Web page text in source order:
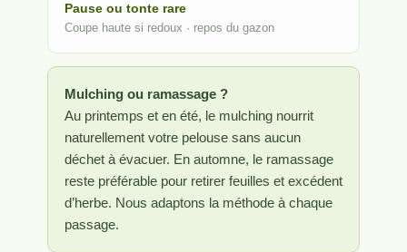
Pause ou tonte rare
Coupe haute si redoux · repos du gazon
Mulching ou ramassage ?
Au printemps et en été, le mulching nourrit
naturellement votre pelouse sans aucun
déchet à évacuer. En automne, le ramassage
reste préférable pour retirer feuilles et excédent
d’herbe. Nous adaptons la méthode à chaque
passage.